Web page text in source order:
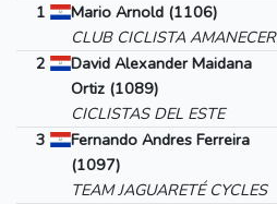
1
Mario Arnold (1106)
CLUB CICLISTA AMANECER
2
David Alexander Maidana
Ortiz (1089)
CICLISTAS DEL ESTE
3
Fernando Andres Ferreira
(1097)
TEAM JAGUARETÉ CYCLES